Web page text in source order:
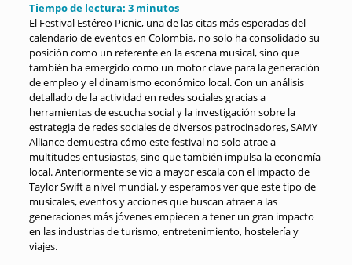
Tiempo de lectura: 3 minutos
El Festival Estéreo Picnic, una de las citas más esperadas del
calendario de eventos en Colombia, no solo ha consolidado su
posición como un referente en la escena musical, sino que
también ha emergido como un motor clave para la generación
de empleo y el dinamismo económico local. Con un análisis
detallado de la actividad en redes sociales gracias a
herramientas de escucha social y la investigación sobre la
estrategia de redes sociales de diversos patrocinadores, SAMY
Alliance demuestra cómo este festival no solo atrae a
multitudes entusiastas, sino que también impulsa la economía
local. Anteriormente se vio a mayor escala con el impacto de
Taylor Swift a nivel mundial, y esperamos ver que este tipo de
musicales, eventos y acciones que buscan atraer a las
generaciones más jóvenes empiecen a tener un gran impacto
en las industrias de turismo, entretenimiento, hostelería y
viajes.